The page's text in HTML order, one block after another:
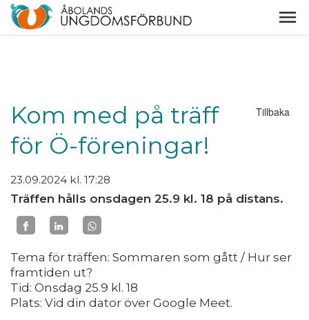
Tillbaka
Kom med på träff
för Ö-föreningar!
23.09.2024 kl. 17:28
Träffen hålls onsdagen 25.9 kl. 18 på distans.
Tema för träffen: Sommaren som gått / Hur ser
framtiden ut?
Tid: Onsdag 25.9 kl. 18
Plats: Vid din dator över Google Meet.